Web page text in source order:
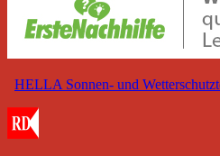
HELLA Sonnen- und